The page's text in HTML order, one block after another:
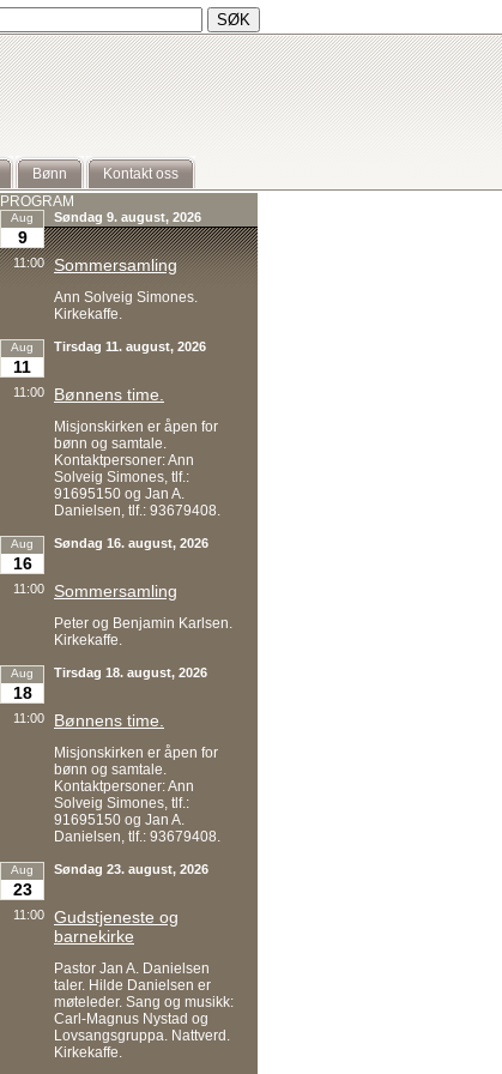
Bønn
Kontakt oss
PROGRAM
Aug
9
Søndag 9. august, 2026
11:00 Sommersamling
Ann Solveig Simones.
Kirkekaffe.
Aug
11
Tirsdag 11. august, 2026
11:00 Bønnens time.
Misjonskirken er åpen for
bønn og samtale.
Kontaktpersoner: Ann
Solveig Simones, tlf.:
91695150 og Jan A.
Danielsen, tlf.: 93679408.
Aug
16
Søndag 16. august, 2026
11:00 Sommersamling
Peter og Benjamin Karlsen.
Kirkekaffe.
Aug
18
Tirsdag 18. august, 2026
11:00 Bønnens time.
Misjonskirken er åpen for
bønn og samtale.
Kontaktpersoner: Ann
Solveig Simones, tlf.:
91695150 og Jan A.
Danielsen, tlf.: 93679408.
Aug
23
Søndag 23. august, 2026
11:00
Gudstjeneste og
barnekirke
Pastor Jan A. Danielsen
taler. Hilde Danielsen er
møteleder. Sang og musikk:
Carl-Magnus Nystad og
Lovsangsgruppa. Nattverd.
Kirkekaffe.